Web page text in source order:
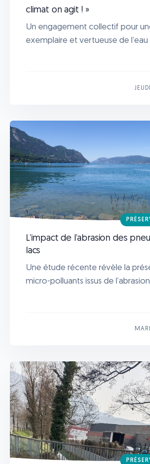
climat on agit ! »
Un engagement collectif pour
exemplaire et vertueuse de l’eau
L’impact de l’abrasion des
lacs
Une étude récente révèle la
micro-polluants issus de